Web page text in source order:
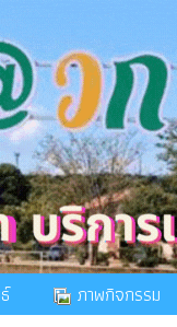
ภาพกิจกรรม